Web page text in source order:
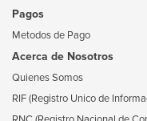
Pagos
Metodos de Pago
Acerca de Nosotros
Quienes Somos
RIF (Registro Unico de